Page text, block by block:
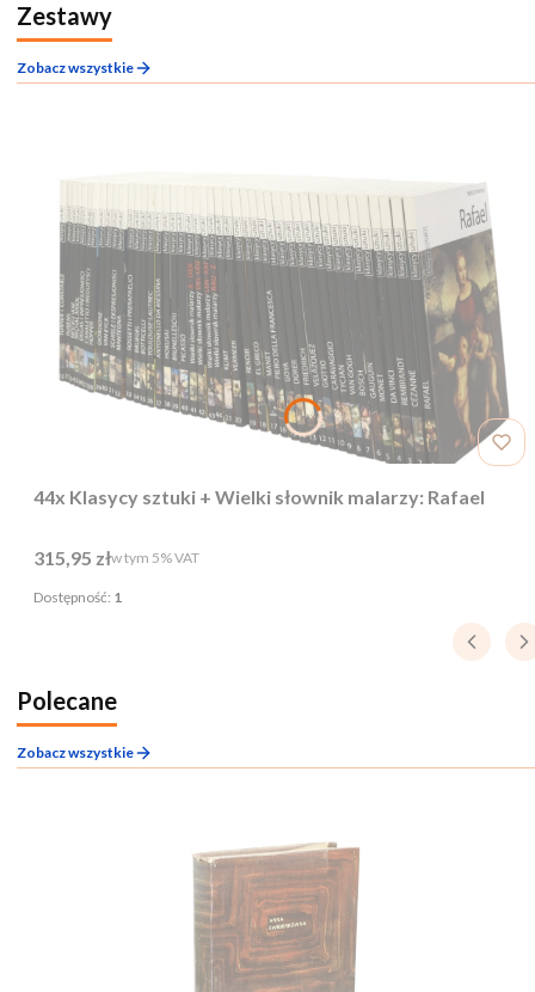
Zestawy
Zobacz wszystkie
44x Klasycy sztuki + Wielki słownik malarzy: Rafael
Cena brutto
315,95 złw tym %s VAT
w tym 5%VAT
Dostępność: 1
Polecane
Zobacz wszystkie